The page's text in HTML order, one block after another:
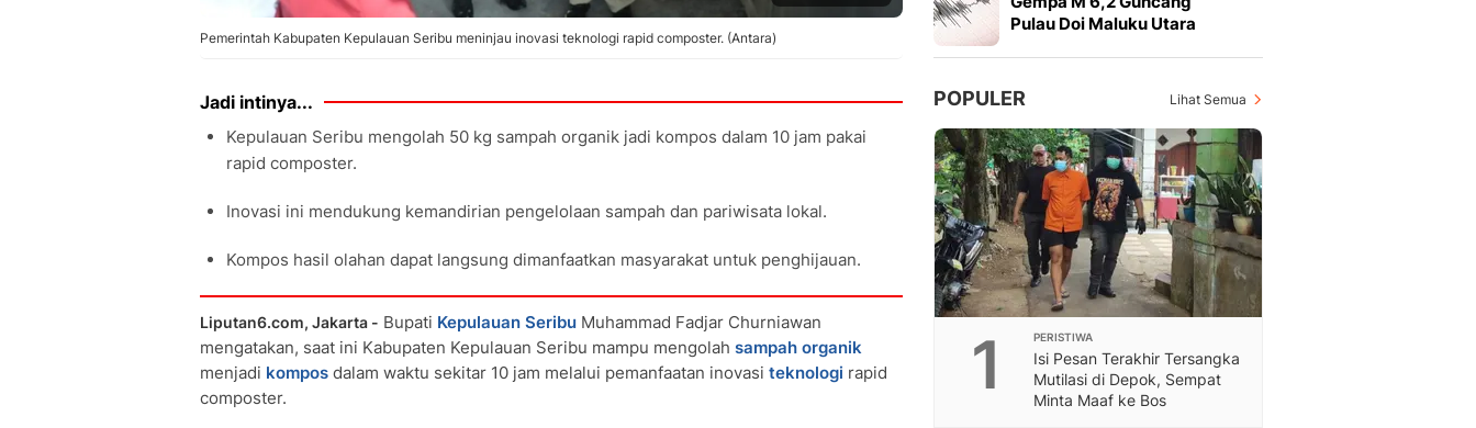
Pemerintah Kabupaten Kepulauan Seribu meninjau inovasi teknologi rapid composter. (Antara)
Jadi intinya...
Kepulauan Seribu mengolah 50 kg sampah organik jadi kompos dalam 10 jam pakai
rapid composter.
Inovasi ini mendukung kemandirian pengelolaan sampah dan pariwisata lokal.
Kompos hasil olahan dapat langsung dimanfaatkan masyarakat untuk penghijauan.
Liputan6.com, Jakarta - Bupati Kepulauan Seribu Muhammad Fadjar Churniawan
mengatakan, saat ini Kabupaten Kepulauan Seribu mampu mengolah sampah organik
menjadi kompos dalam waktu sekitar 10 jam melalui pemanfaatan inovasi teknologi rapid
composter.
Pulau Doi Maluku Utara
POPULER Lihat Semua
1 PERISTIWA
Isi Pesan Terakhir Tersangka
Mutilasi di Depok, Sempat
Minta Maaf ke Bos